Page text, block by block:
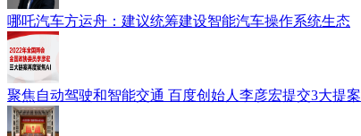
哪吒汽车方运舟：建议统筹建设智能汽车操作系统生态
聚焦自动驾驶和智能交通 百度创始人李彦宏提交3大提案